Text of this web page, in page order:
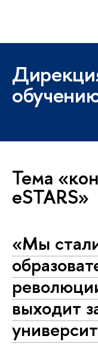
Тема
eSTARS»
«Мы
выходит